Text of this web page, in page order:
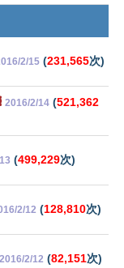
2/15 (231,565次)
2016/2/14 (521,362
(499,229次)
2/12 (128,810次)
2016/2/12 (82,151次)